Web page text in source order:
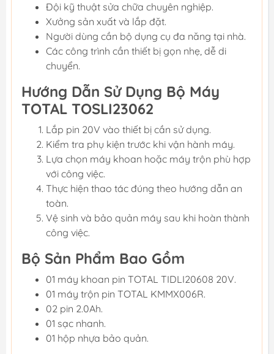
Đội kỹ thuật sửa chữa chuyên nghiệp.
Xưởng sản xuất và lắp đặt.
Người dùng cần bộ dụng cụ đa năng tại nhà.
Các công trình cần thiết bị gọn nhẹ, dễ di
chuyển.
Hướng Dẫn Sử Dụng Bộ Máy
TOTAL TOSLI23062
Lắp pin 20V vào thiết bị cần sử dụng.
Kiểm tra phụ kiện trước khi vận hành máy.
Lựa chọn máy khoan hoặc máy trộn phù hợp
với công việc.
Thực hiện thao tác đúng theo hướng dẫn an
toàn.
Vệ sinh và bảo quản máy sau khi hoàn thành
công việc.
Bộ Sản Phẩm Bao Gồm
01 máy khoan pin TOTAL TIDLI20608 20V.
01 máy trộn pin TOTAL KMMX006R.
02 pin 2.0Ah.
01 sạc nhanh.
01 hộp nhựa bảo quản.